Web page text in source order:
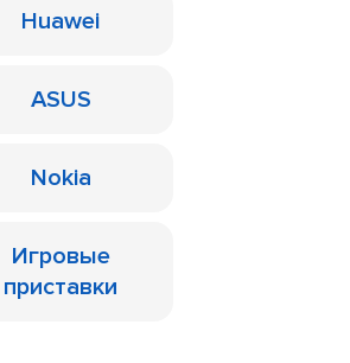
Huawei
ASUS
Nokia
Игровые
приставки